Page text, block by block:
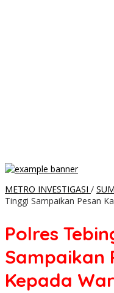
METRO INVESTIGASI /
Tinggi Sampaikan Pesan
Polres
Sampaikan
Kepada